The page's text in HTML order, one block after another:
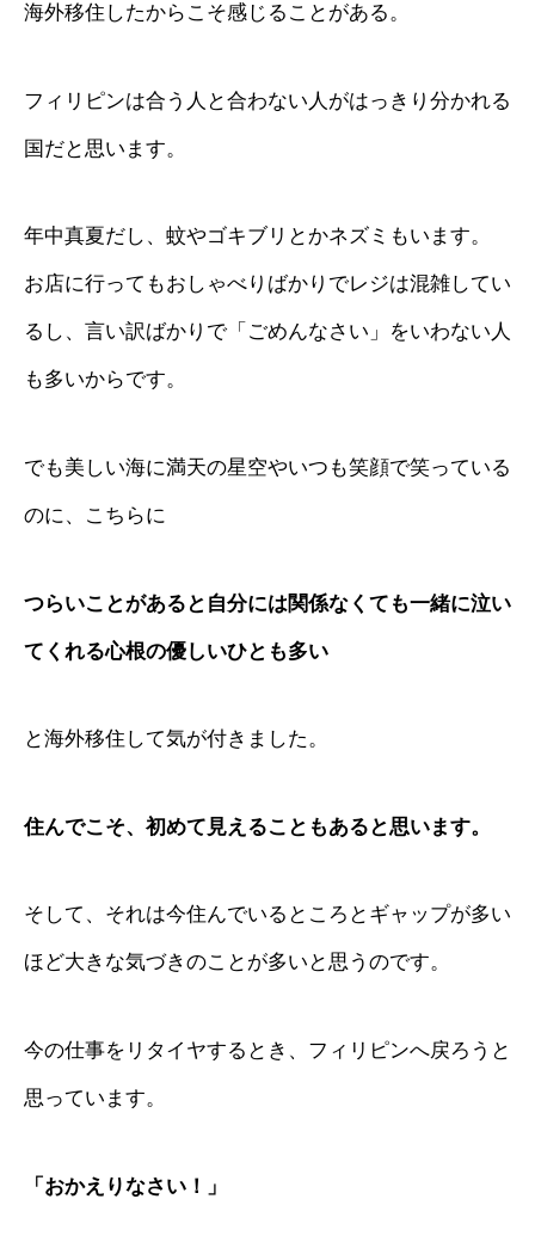
海外移住したからこそ感じることがある。
フィリピンは合う人と合わない人がはっきり分かれる
国だと思います。
年中真夏だし、蚊やゴキブリとかネズミもいます。
お店に行ってもおしゃべりばかりでレジは混雑してい
るし、言い訳ばかりで「ごめんなさい」をいわない人
も多いからです。
でも美しい海に満天の星空やいつも笑顔で笑っている
のに、こちらに
つらいことがあると自分には関係なくても一緒に泣い
てくれる心根の優しいひとも多い
と海外移住して気が付きました。
住んでこそ、初めて見えることもあると思います。
そして、それは今住んでいるところとギャップが多い
ほど大きな気づきのことが多いと思うのです。
今の仕事をリタイヤするとき、フィリピンへ戻ろうと
思っています。
「おかえりなさい！」